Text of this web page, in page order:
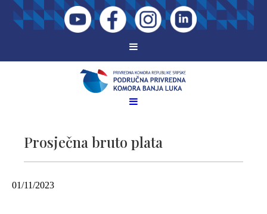
Prosječna bruto plata
01/11/2023